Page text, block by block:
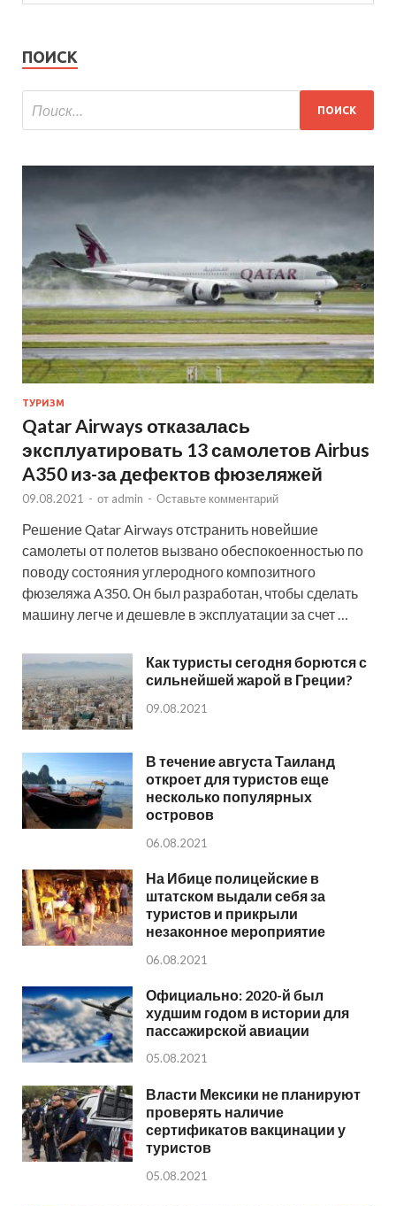
ПОИСК
ТУРИЗМ
Qatar Airways отказалась
эксплуатировать 13 самолетов Airbus
A350 из-за дефектов фюзеляжей
09.08.2021 - от admin - Оставьте комментарий
Решение Qatar Airways отстранить новейшие
самолеты от полетов вызвано обеспокоенностью по
поводу состояния углеродного композитного
фюзеляжа A350. Он был разработан, чтобы сделать
машину легче и дешевле в эксплуатации за счет …
Как туристы сегодня борются с
сильнейшей жарой в Греции?
09.08.2021
В течение августа Таиланд
откроет для туристов еще
несколько популярных
островов
06.08.2021
На Ибице полицейские в
штатском выдали себя за
туристов и прикрыли
незаконное мероприятие
06.08.2021
Официально: 2020-й был
худшим годом в истории для
пассажирской авиации
05.08.2021
Власти Мексики не планируют
проверять наличие
сертификатов вакцинации у
туристов
05.08.2021